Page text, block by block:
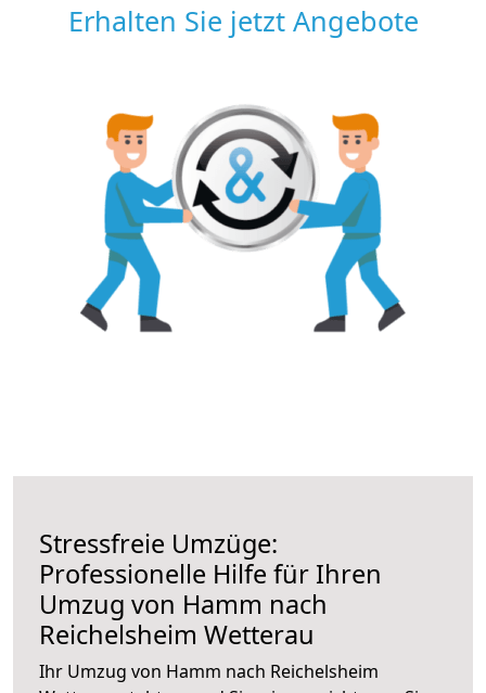
Erhalten Sie jetzt Angebote
Stressfreie Umzüge:
Professionelle Hilfe für Ihren
Umzug von Hamm nach
Reichelsheim Wetterau
Ihr Umzug von Hamm nach Reichelsheim